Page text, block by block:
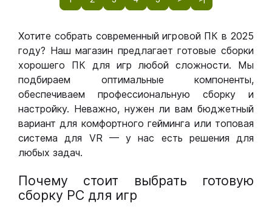
Хотите собрать современный игровой ПК в 2025
году? Наш магазин предлагает готовые сборки
хорошего ПК для игр любой сложности. Мы
подбираем оптимальные компоненты,
обеспечиваем профессиональную сборку и
настройку. Неважно, нужен ли вам бюджетный
вариант для комфортного гейминга или топовая
система для VR — у нас есть решения для
любых задач.
Почему стоит выбрать готовую
сборку РС для игр